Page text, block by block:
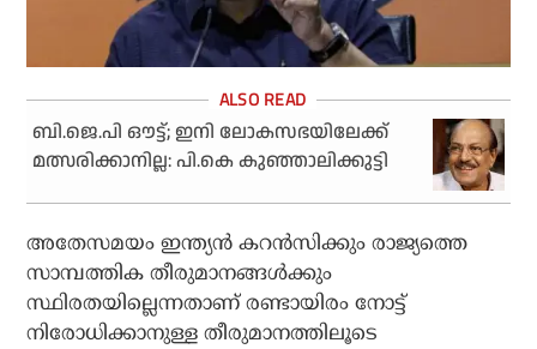
ബി.ജെ.പി ഔട്ട്; ഇനി ലോകസഭയിലേക്ക്
മത്സരിക്കാനില്ല: പി.കെ കുഞ്ഞാലിക്കുട്ടി
അതേസമയം ഇന്ത്യന്‍ കറന്‍സിക്കും രാജ്യത്തെ
സാമ്പത്തിക തീരുമാനങ്ങള്‍ക്കും
സ്ഥിരതയില്ലെന്നതാണ് രണ്ടായിരം നോട്ട്
നിരോധിക്കാനുള്ള തീരുമാനത്തിലൂടെ